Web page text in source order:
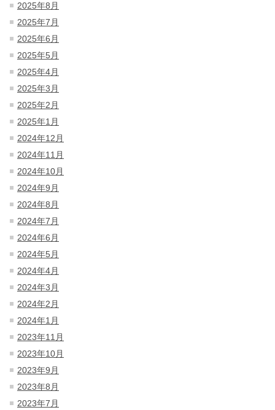
2025年8月
2025年7月
2025年6月
2025年5月
2025年4月
2025年3月
2025年2月
2025年1月
2024年12月
2024年11月
2024年10月
2024年9月
2024年8月
2024年7月
2024年6月
2024年5月
2024年4月
2024年3月
2024年2月
2024年1月
2023年11月
2023年10月
2023年9月
2023年8月
2023年7月